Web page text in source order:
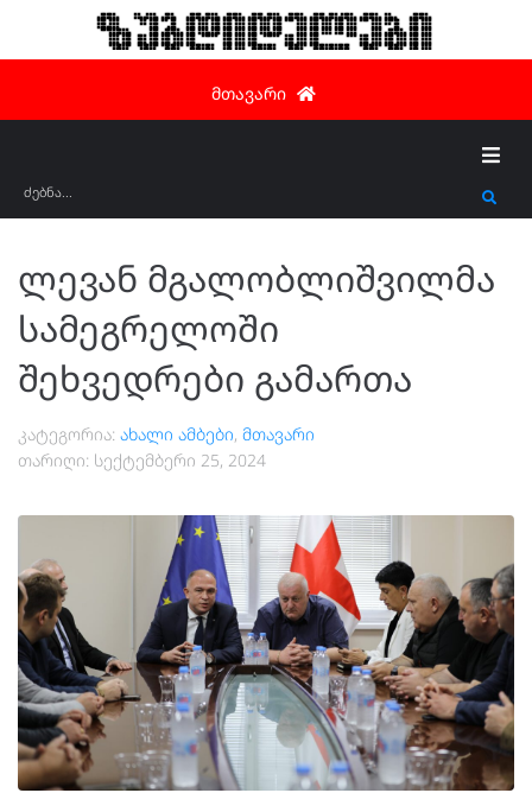
ზუგდიდელები
მთავარი
ლევან მგალობლიშვილმა
სამეგრელოში
შეხვედრები გამართა
კატეგორია: ახალი ამბები, მთავარი
თარიღი: სექტემბერი 25, 2024